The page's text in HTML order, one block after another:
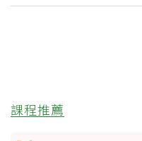
課程推薦